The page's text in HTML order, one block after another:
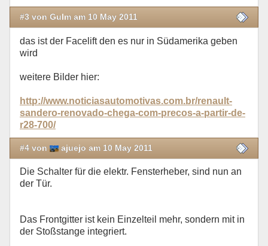
#3 von Gulm am 10 May 2011
das ist der Facelift den es nur in Südamerika geben
wird
weitere Bilder hier:
http://www.noticiasautomotivas.com.br/renault-
sandero-renovado-chega-com-precos-a-partir-de-
r28-700/
#4 von ajuejo am 10 May 2011
Die Schalter für die elektr. Fensterheber, sind nun an
der Tür.
Das Frontgitter ist kein Einzelteil mehr, sondern mit in
der Stoßstange integriert.